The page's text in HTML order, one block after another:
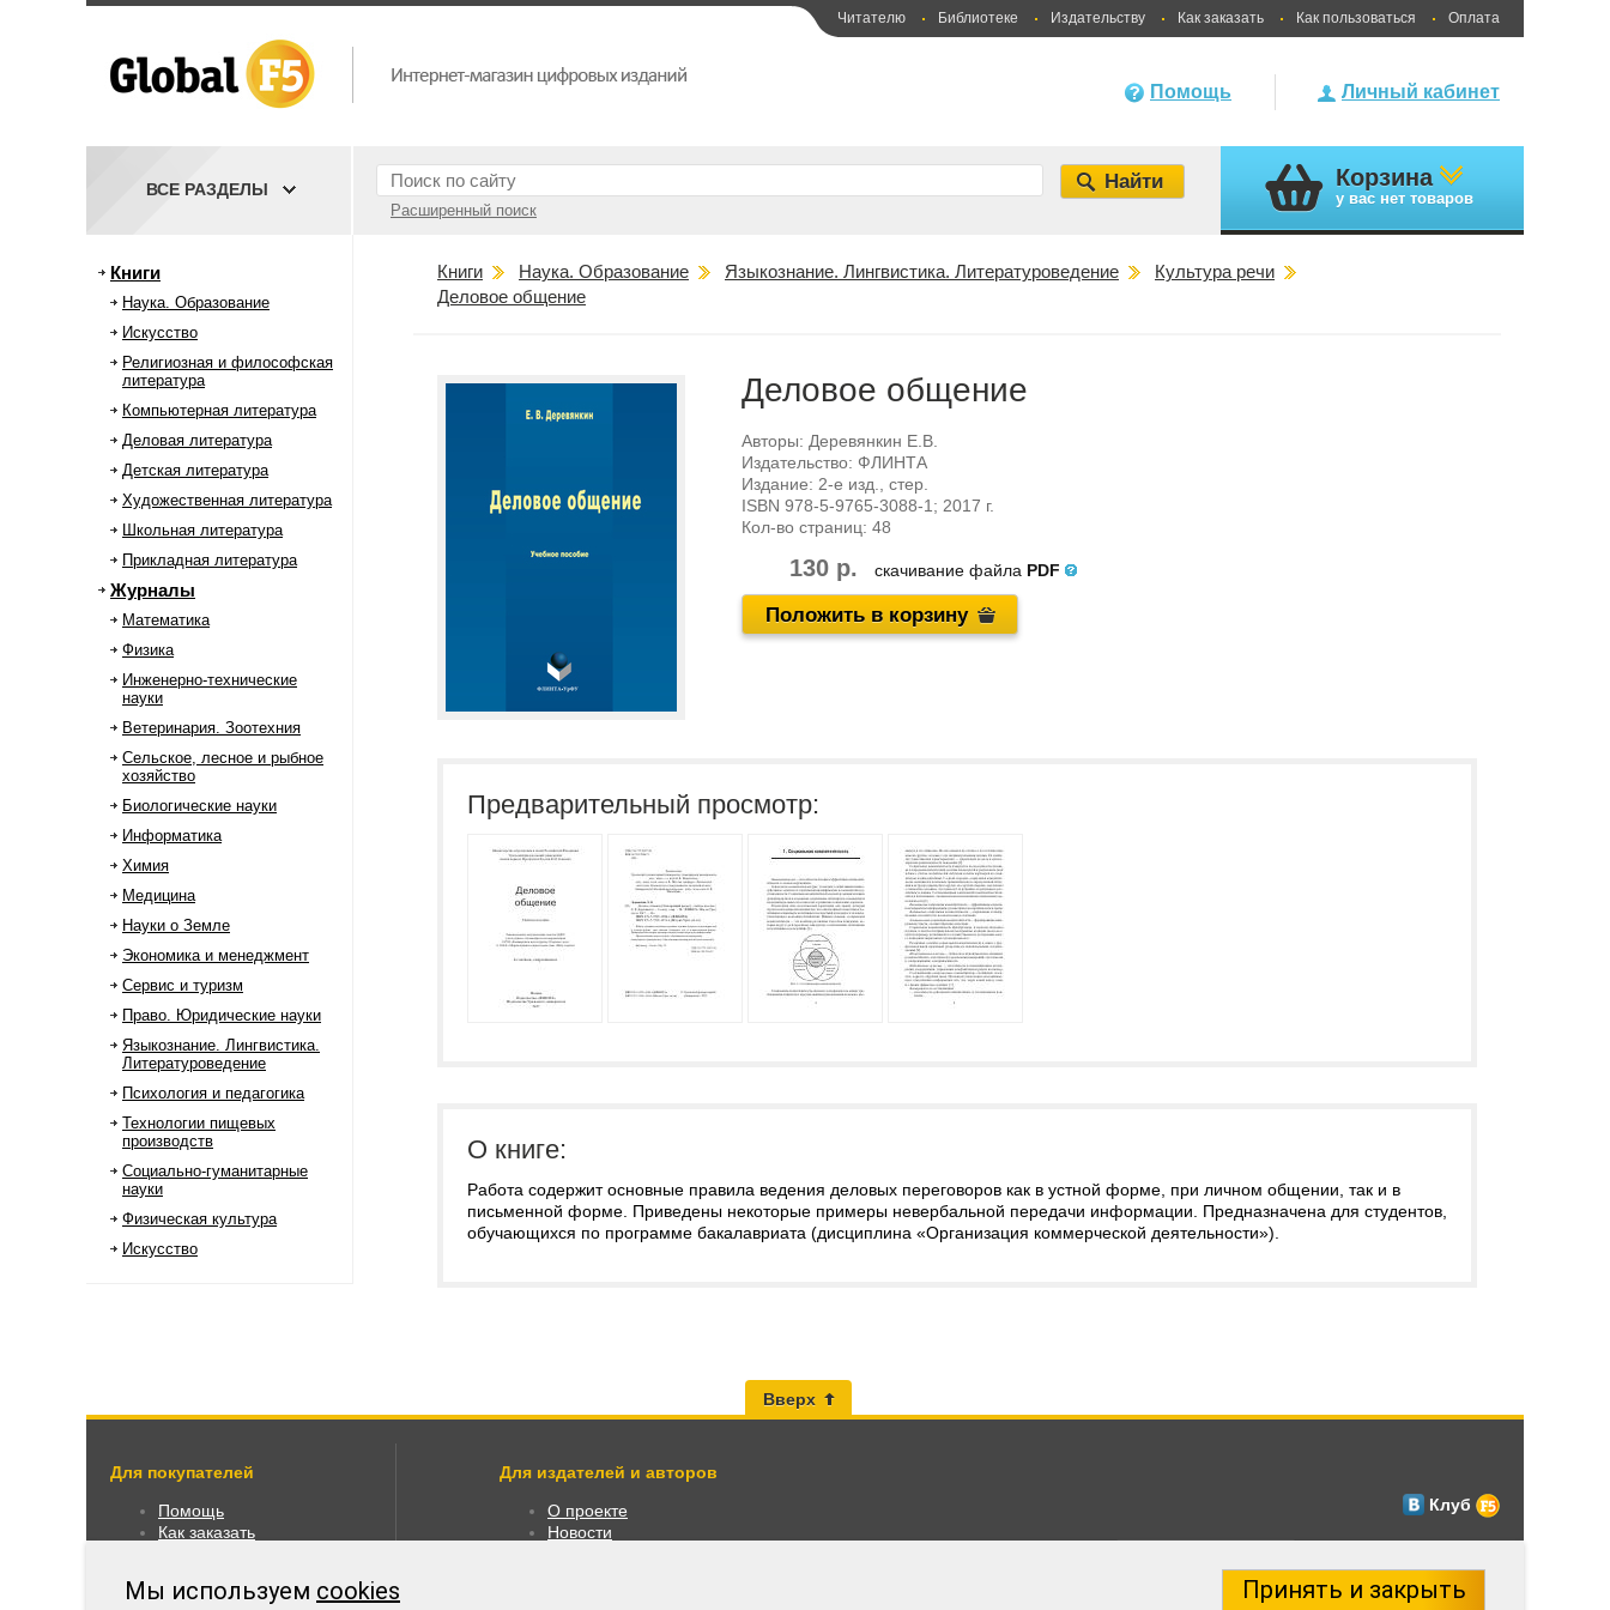
Читателю Библиотеке Издательству Как заказать Как пользоваться Оплата
Личный кабинет
Помощь
Расширенный поиск
ВСЕ РАЗДЕЛЫ Корзина
у вас нет товаров
Книги
Наука. Образование
Искусство
Религиозная и философская
литература
Компьютерная литература
Деловая литература
Детская литература
Художественная литература
Школьная литература
Прикладная литература
Журналы
Математика
Физика
Инженерно-технические
науки
Ветеринария. Зоотехния
Сельское, лесное и рыбное
хозяйство
Биологические науки
Информатика
Химия
Медицина
Науки о Земле
Экономика и менеджмент
Сервис и туризм
Право. Юридические науки
Языкознание. Лингвистика.
Литературоведение
Психология и педагогика
Технологии пищевых
производств
Социально-гуманитарные
науки
Физическая культура
Искусство
Книги Наука. Образование Языкознание. Лингвистика. Литературоведение
Культура речи
Деловое общение
Деловое общение
Авторы: Деревянкин Е.В.
Издательство: ФЛИНТА
Издание: 2-е изд., стер.
ISBN 978-5-9765-3088-1 ; 2017 г.
Кол-во страниц: 48
130 р. скачивание файла PDF
Положить в корзину
Предварительный просмотр:
О книге:
Работа содержит основные правила ведения деловых переговоров как в устной форме, при личном общении, так и в
письменной форме. Приведены некоторые примеры невербальной передачи информации. Предназначена для студентов,
обучающихся по программе бакалавриата (дисциплина «Организация коммерческой деятельности»).
Вверх
Для покупателей
Помощь
Как заказать
Оплата
Для издателей и авторов
О проекте
Новости
Клуб
Мы используем cookies Принять и закрыть